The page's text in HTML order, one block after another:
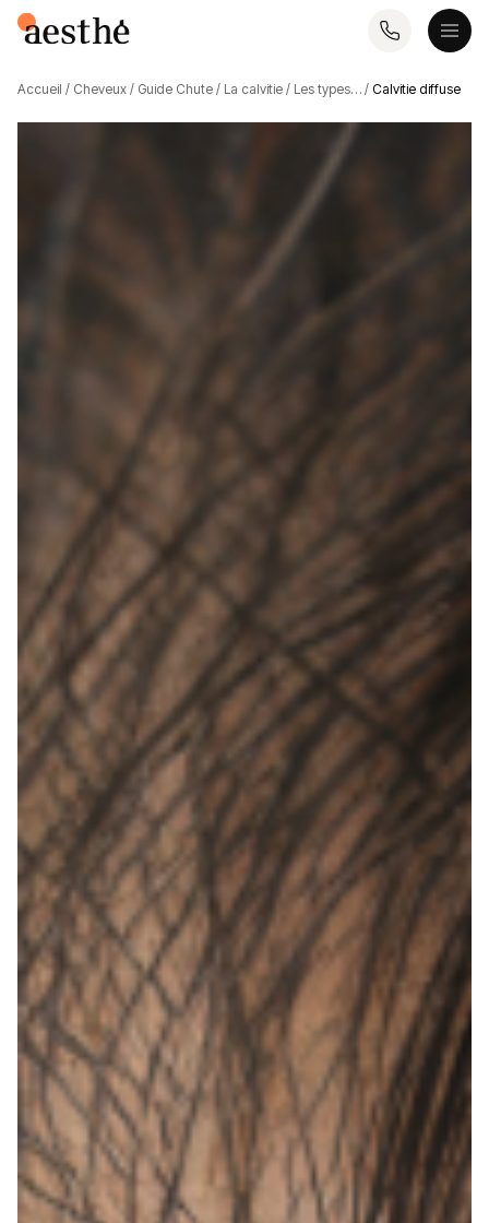
Accueil / Cheveux / Guide Chute / La calvitie / Les types… / Calvitie diffuse